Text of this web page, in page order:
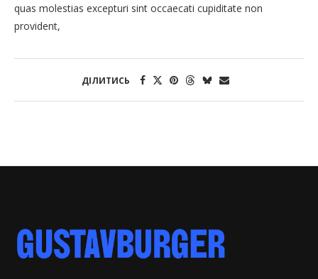
quas molestias excepturi sint occaecati cupiditate non
provident,
ДІЛИТИСЬ